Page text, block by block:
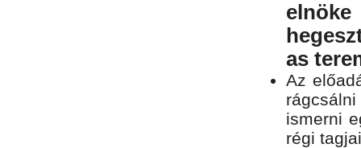
as
Az
ismerni
régi